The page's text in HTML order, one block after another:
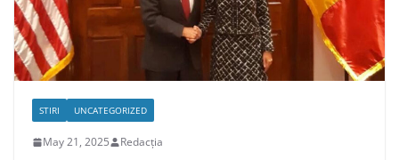
STIRI UNCATEGORIZED
May 21, 2025 Redacția